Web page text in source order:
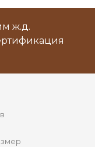
ж.д.